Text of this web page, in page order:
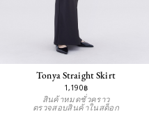
Tonya Straight Skirt
1,190฿
สินค้าหมดชั่วคราว
ตรวจสอบสินค้าในสต็อก